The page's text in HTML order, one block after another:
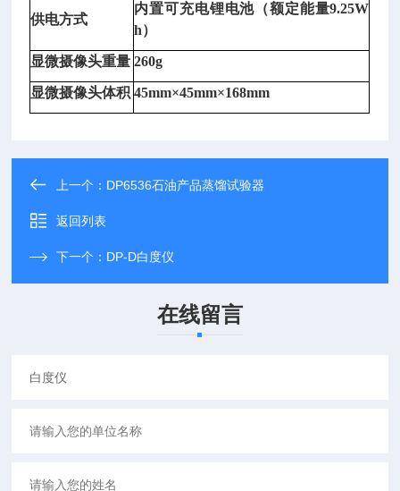
供电方式
内置可充电锂电池（额定能量9.25W
h）
显微摄像头重量 260g
显微摄像头体积 45mm×45mm×168mm
上一个： DP6536石油产品蒸馏试验器
返回列表
下一个： DP-D白度仪
在线留言